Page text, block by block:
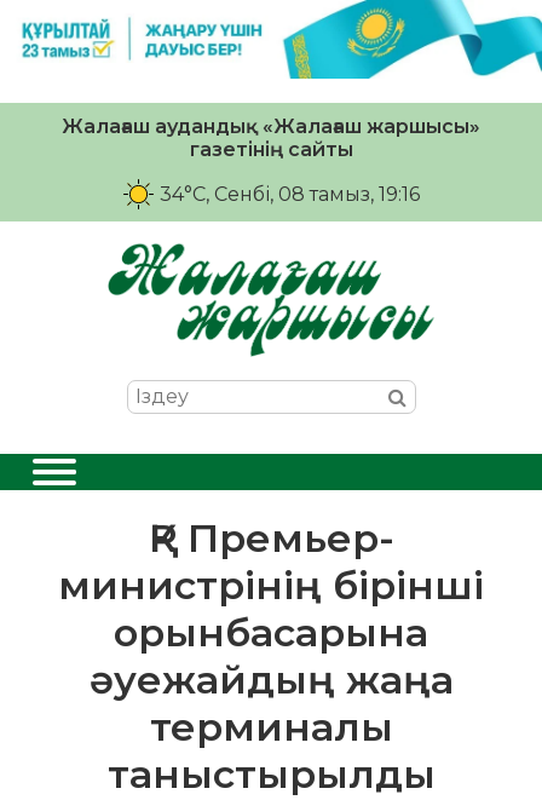
Жалағаш аудандық «Жалағаш жаршысы»
газетінің сайты
34°C, Сенбі, 08 тамыз, 19:16
ҚР Премьер-
министрінің бірінші
орынбасарына
әуежайдың жаңа
терминалы
таныстырылды